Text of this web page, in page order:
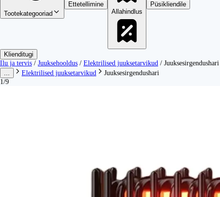
Tootekategooriad
Ettetellimine
Allahindlus
Püsikliendile
Klienditugi
Ilu ja tervis / Juuksehooldus / Elektrilised juuksetarvikud / Juuksesirgendushari
Elektrilised juuksetarvikud
Juuksesirgendushari
1/9